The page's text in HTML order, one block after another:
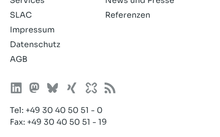
SLAC
Referenzen
Impressum
Datenschutz
AGB
Tel: +49 30 40 50 51 - 0
Fax: +49 30 40 50 51 - 19